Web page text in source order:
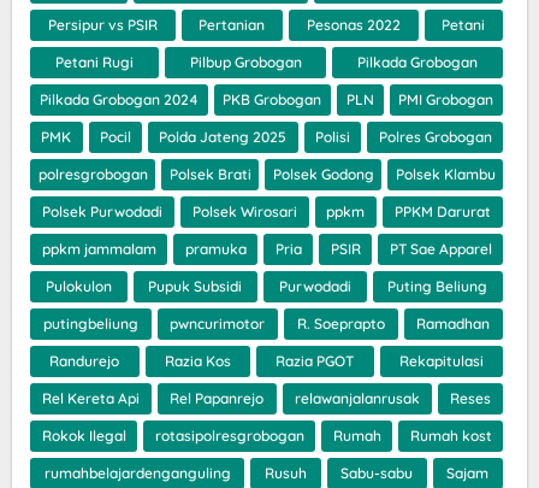
Persipur vs PSIR Pertanian Pesonas 2022 Petani
Petani Rugi Pilbup Grobogan Pilkada Grobogan
Pilkada Grobogan 2024 PKB Grobogan PLN PMI Grobogan
PMK Pocil Polda Jateng 2025 Polisi Polres Grobogan
polresgrobogan Polsek Brati Polsek Godong Polsek Klambu
Polsek Purwodadi Polsek Wirosari ppkm PPKM Darurat
ppkm jammalam pramuka Pria PSIR PT Sae Apparel
Pulokulon Pupuk Subsidi Purwodadi Puting Beliung
putingbeliung pwncurimotor R. Soeprapto Ramadhan
Randurejo Razia Kos Razia PGOT Rekapitulasi
Rel Kereta Api Rel Papanrejo relawanjalanrusak Reses
Rokok Ilegal rotasipolresgrobogan Rumah Rumah kost
rumahbelajardenganguling Rusuh Sabu-sabu Sajam